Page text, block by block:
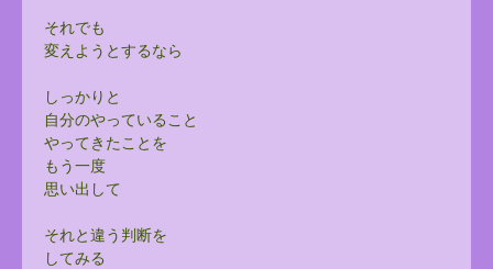
それでも
変えようとするなら
しっかりと
自分のやっていること
やってきたことを
もう一度
思い出して
それと違う判断を
してみる